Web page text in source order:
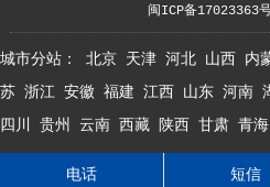
闽ICP备17023363
城市分站： 北京 天津 河北 山西 内
苏 浙江 安徽 福建 江西 山东 河南
四川
贵州 云南 西藏 陕西 甘肃 青海
电话 短信